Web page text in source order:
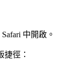
中開啟。
捷徑：